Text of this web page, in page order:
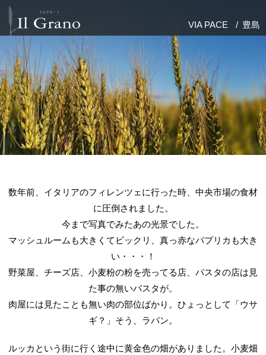
Il Grano（イルグラーノ）は岡山県でフランス料理レストラン
「Lionni（レオーニ）」と本格イタリアン「VIA PACE」を運営し
ています。
VIA PACE 豊島
数年前、イタリアのフィレンツェに行った時、中央市場の食材
に圧倒されました。
今まで写真でみたあの光景でした。
マッシュルームも大きくてビックリ、真っ赤なパプリカも大き
い・・・！
野菜屋、チーズ店、小麦粉の粉を売ってる店、パスタの店は見
た事の無いパスタが。
肉屋には見たことも無い肉の部位ばかり。ひょっとして「ウサ
ギ？」そう、ラパン。
ルッカという街に行く途中に黄金色の畑がありました。小麦畑